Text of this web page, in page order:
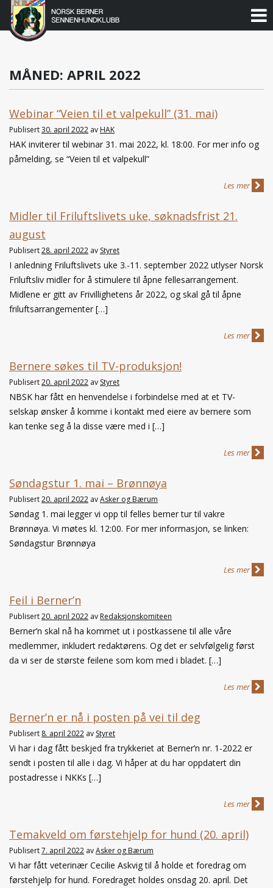
Gå
innholdet
Norsk
Berner
Sennenhundklubb
MÅNED: APRIL 2022
Webinar “Veien til et valpekull” (31. mai)
Publisert30. april 2022 av HAK
HAK inviterer til webinar 31. mai 2022, kl. 18:00. For mer info og
påmelding, se “Veien til et valpekull”
Les mer
Midler til Friluftslivets uke, søknadsfrist 21.
august
Publisert28. april 2022 av Styret
I anledning Friluftslivets uke 3.-11. september 2022 utlyser Norsk
Friluftsliv midler for å stimulere til åpne fellesarrangement.
Midlene er gitt av Frivillighetens år 2022, og skal gå til åpne
friluftsarrangementer […]
Les mer
Bernere søkes til TV-produksjon!
Publisert20. april 2022 av Styret
NBSK har fått en henvendelse i forbindelse med at et TV-
selskap ønsker å komme i kontakt med eiere av bernere som
kan tenke seg å la disse være med i […]
Les mer
Søndagstur 1. mai – Brønnøya
Publisert20. april 2022 avAsker og Bærum
Søndag 1. mai legger vi opp til felles berner tur til vakre
Brønnøya. Vi møtes kl. 12:00. For mer informasjon, se linken:
Søndagstur Brønnøya
Les mer
Feil i Berner’n
Publisert20. april 2022 av Redaksjonskomiteen
Berner’n skal nå ha kommet ut i postkassene til alle våre
medlemmer, inkludert redaktørens. Og det er selvfølgelig først
da vi ser de største feilene som kom med i bladet. […]
Les mer
Berner’n er nå i posten på vei til deg
Publisert 8. april 2022 av Styret
Vi har i dag fått beskjed fra trykkeriet at Berner’n nr. 1-2022 er
sendt i posten til alle i dag. Vi håper at du har oppdatert din
postadresse i NKKs […]
Les mer
Temakveld om førstehjelp for hund (20. april)
Publisert7. april 2022 avAsker og Bærum
Vi har fått veterinær Cecilie Askvig til å holde et foredrag om
førstehjelp for hund. Foredraget holdes onsdag 20. april. Det